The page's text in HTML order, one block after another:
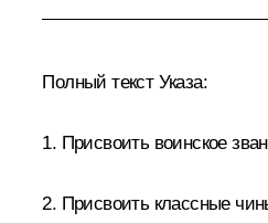
Полный текст Указа:
1. Присвоить воинское
2. Присвоить классные